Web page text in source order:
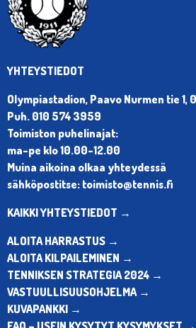
YHTEYSTIEDOT
Olympiastadion, Paavo Nurmen tie 1,
Puh. 010 574 3959
Toimiston puhelinajat:
ma-pe klo 10.00-12.00
Muina aikoina olkaa yhteydessä
sähköpostitse: toimisto@tennis.fi
KAIKKI YHTEYSTIEDOT →
ALOITA HARRASTUS →
ALOITA KILPAILEMINEN →
TENNIKSEN STRATEGIA 2024 →
VASTUULLISUUSOHJELMA →
KUVAPANKKI →